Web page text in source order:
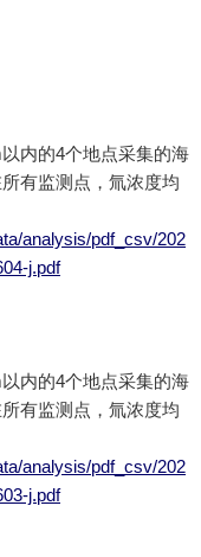
内的4个地点采集的海
有监测点，氚浓度均
analysis/pdf_csv/202
j.pdf
内的4个地点采集的海
有监测点，氚浓度均
analysis/pdf_csv/202
j.pdf